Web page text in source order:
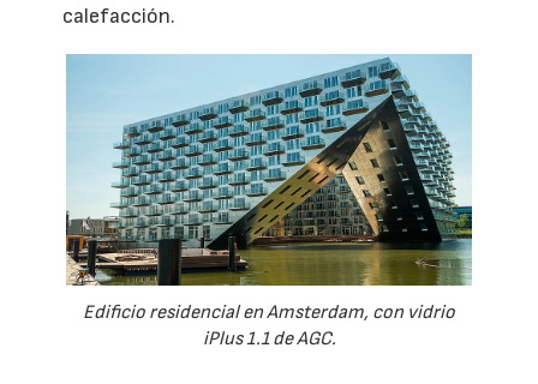
calefacción.
Edificio residencial en Amsterdam, con vidrio
iPlus 1.1 de AGC.